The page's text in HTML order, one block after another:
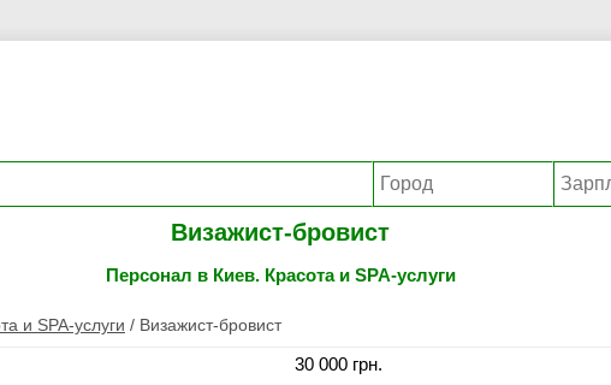
Визажист-бровист
Персонал в Киев. Красота и SPA-услуги
и SPA-услуги / Визажист-бровист
30 000 грн.